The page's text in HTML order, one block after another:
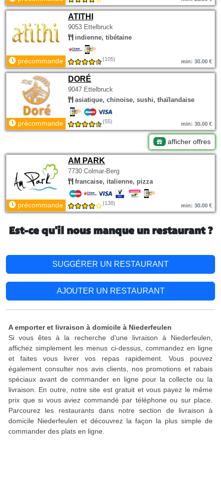
ATITHI
9053 Ettelbruck
indienne, tibétaine
précommande (105) min: 30.00 €
DORÉ
9047 Ettelbruck
asiatique, chinoise, sushi, thaïlandaise
précommande (55) min: 30.00 €
afficher offres
AM PARK
7730 Colmar-Berg
francaise, italienne, pizza
précommande (138) min: 30.00 €
Est-ce qu'il nous manque un restaurant ?
SUGGÉRER UN RESTAURANT
AJOUTER UN RESTAURANT
A emporter et livraison à domicile à Niederfeulen
Si vous êtes à la recherche d'une livraison à Niederfeulen,
affichez simplement les menus ci-dessus, commandez en ligne
et faites vous livrer vos repas rapidement. Vous pouvez
également consulter nos avis clients, nos promotions et rabais
spéciaux avant de commander en ligne pour la collecte ou la
livraison. En outre, notre site est gratuit et vous payez le même
prix que si vous aviez commandé par téléphone ou sur place.
Parcourez les restaurants dans notre section de livraison à
domicile Niederfeulen et découvrez la façon la plus simple de
commander des plats en ligne.